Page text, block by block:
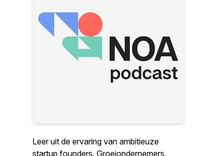
Leer uit de ervaring van ambitieuze
startup founders. Groeiondernemers